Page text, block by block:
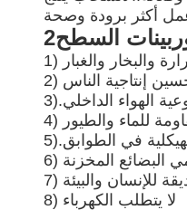
والبخار والغبار
إنتاجية الناس
3).الهواء الداخلي
للماء والطيور
5).في الطوابق
البضائع المخزنة
للإنسان والبيئة
8) لا يتطلب الكهرباء